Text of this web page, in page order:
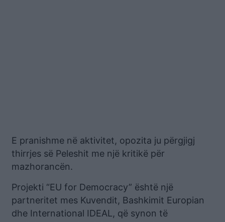
E pranishme në aktivitet, opozita ju përgjigj
thirrjes së Peleshit me një kritikë për
mazhorancën.
Projekti “EU for Democracy” është një
partneritet mes Kuvendit, Bashkimit Europian
dhe International IDEAL, që synon të